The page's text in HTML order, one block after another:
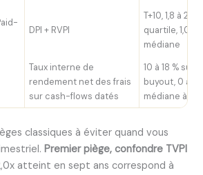
DPI + RVPI
T+10, 1,8 à 2,5
quartile, 1,0 à
médiane
Taux interne de
rendement net des frais
sur cash-flows datés
10 à 18 % sur
buyout, 0 à 8
médiane à
classiques à éviter quand vous
Premier piège, confondre TVPI
atteint en sept ans correspond à